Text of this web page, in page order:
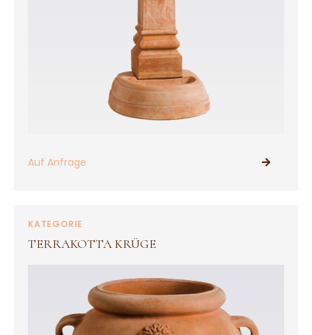
Auf Anfrage
PRODUKTE ANSEHEN
KATEGORIE
TERRAKOTTA KRÜGE